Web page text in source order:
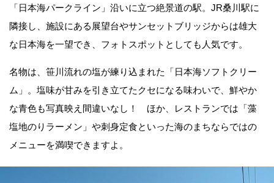
「日本海パークライン」沿いに立つ絶景道の駅。JR桑川駅に
隣接し、施設にある展望台やサンセットブリッジからは雄大
な日本海を一望でき、フォトスポットとしても人気です。
名物は、笹川流れの塩が練り込まれた「日本海ソフトクリー
ム」。塩味が甘みを引き立てたクセになる味わいで、鮮やか
な青色も写真映え間違いなし！ ほか、レストランでは「藻
塩地のりラーメン」や刺身定食といった海のまちならではの
メニューを満喫できますよ。